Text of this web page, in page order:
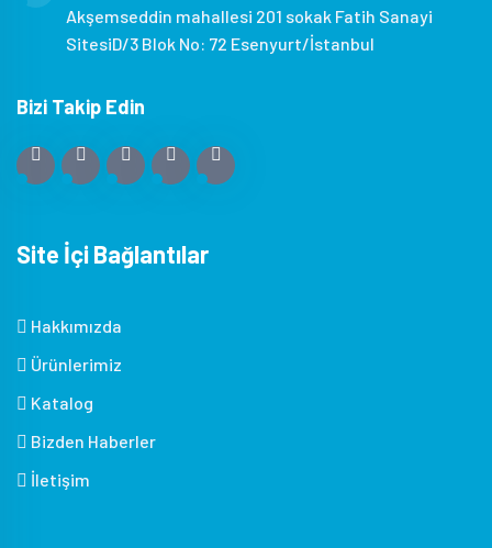
Akşemseddin mahallesi 201 sokak Fatih Sanayi
SitesiD/3 Blok No: 72 Esenyurt/İstanbul
Bizi Takip Edin
Site İçi Bağlantılar
Hakkımızda
Ürünlerimiz
Katalog
Bizden Haberler
İletişim